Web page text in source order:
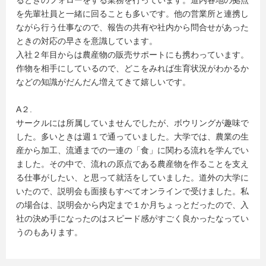
を先輩社員と一緒に回ることも多いです。他の営業所と連携し
ながら行う仕事なので、報告の共有や社内から問合せがあった
ときの対応の早さを意識しています。
入社２年目からは農産物の販売サポートにも携わっています。
作物を相手にしているので、どこをみれば生育状況がわかるか
などの知識がだんだん増えてきて嬉しいです。
A２.
サークルには所属していませんでしたが、ボウリングが趣味で
した。多いときは週１で通っていました。大学では、農業の生
産から加工、流通までの一連の「食」に関わる流れを学んでい
ました。その中で、流れの原点である農産物を作ることを支え
る仕事がしたい、と思って就活をしていました。道外の大学に
いたので、説明会も面接もすべてオンラインで受けました。私
の場合は、説明会から内定まで１か月ちょっとだったので、入
社の決め手になったのはスピード感がすごく良かったなってい
うのもあります。